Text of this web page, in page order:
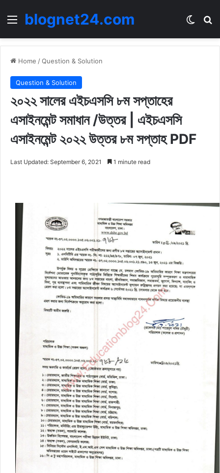
Menublognet24.com
Home /Question & Solution
Question & Solution
২০২২ সালের এইচএসসি ৮ম সপ্তাহের
এসাইনমেন্ট সমাধান /উত্তর | এইচএসসি
এসাইনমেন্ট ২০২২ উত্তর ৮ম সপ্তাহ PDF
Last Updated: September 6, 2021 1 minute read